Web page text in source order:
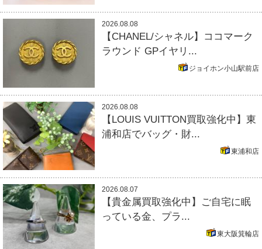
2026.08.08
【CHANEL/シャネル】ココマーク
ラウンド GPイヤリ...
ジョイホン小山駅前店
2026.08.08
【LOUIS VUITTON買取強化中】東
浦和店でバッグ・財...
東浦和店
2026.08.07
【貴金属買取強化中】ご自宅に眠
っている金、プラ...
東大阪箕輪店